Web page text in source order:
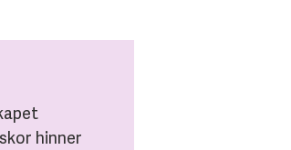
hinner